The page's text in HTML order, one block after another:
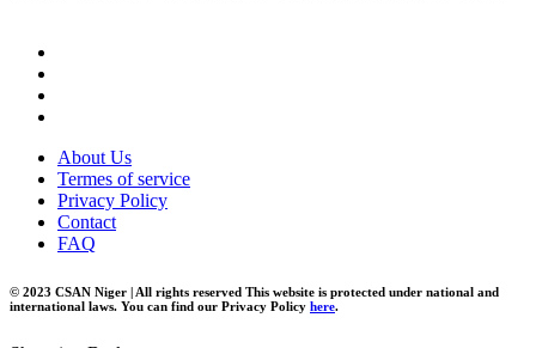
About Us
Termes of service
Privacy Policy
Contact
FAQ
© 2023 CSAN Niger | All rights reserved This website is protected under national and
international laws. You can find our Privacy Policy here.